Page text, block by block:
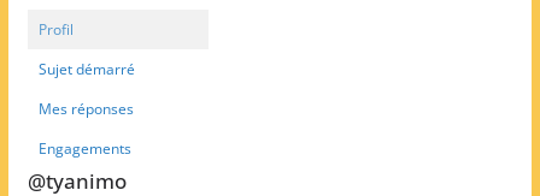
Profil
Sujet démarré
Mes réponses
Engagements
@tyanimo